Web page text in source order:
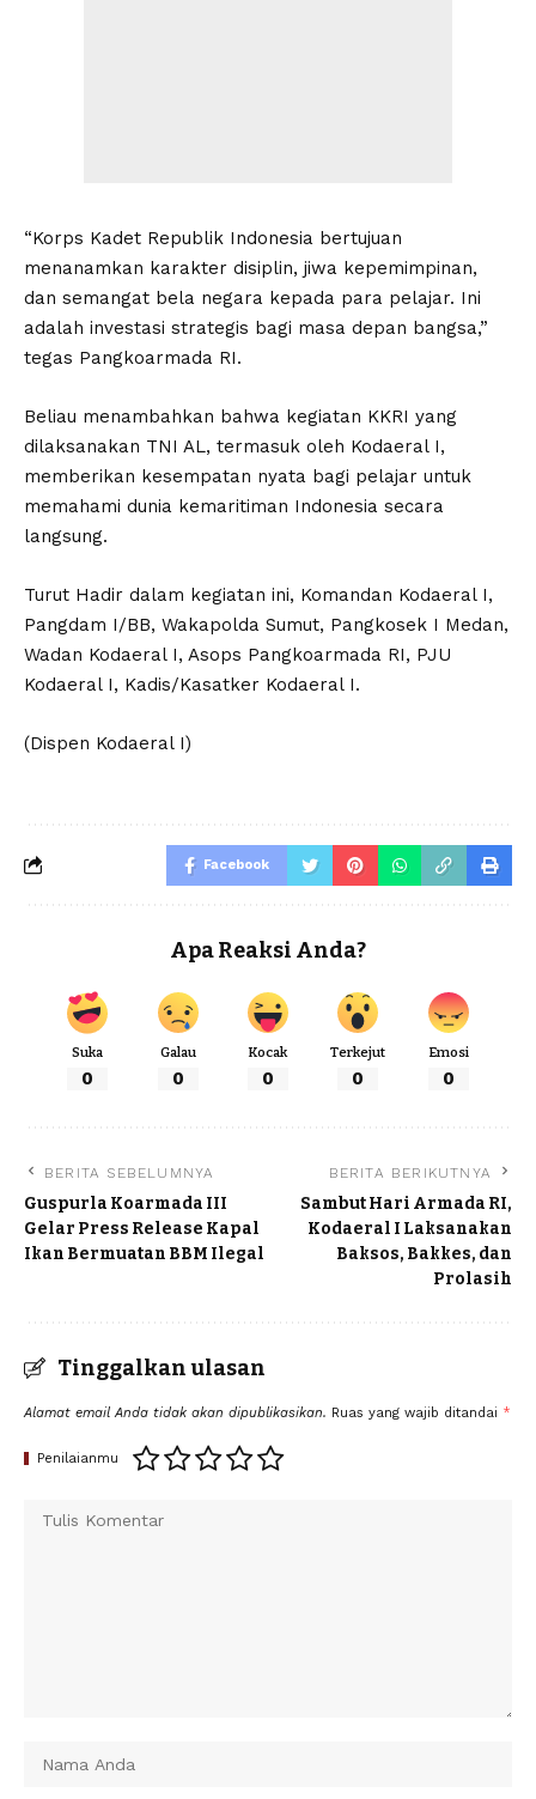
“Korps Kadet Republik Indonesia bertujuan
menanamkan karakter disiplin, jiwa kepemimpinan,
dan semangat bela negara kepada para pelajar. Ini
adalah investasi strategis bagi masa depan bangsa,”
tegas Pangkoarmada RI.
Beliau menambahkan bahwa kegiatan KKRI yang
dilaksanakan TNI AL, termasuk oleh Kodaeral I,
memberikan kesempatan nyata bagi pelajar untuk
memahami dunia kemaritiman Indonesia secara
langsung.
Turut Hadir dalam kegiatan ini, Komandan Kodaeral I,
Pangdam I/BB, Wakapolda Sumut, Pangkosek I Medan,
Wadan Kodaeral I, Asops Pangkoarmada RI, PJU
Kodaeral I, Kadis/Kasatker Kodaeral I.
(Dispen Kodaeral I)
Facebook
Apa Reaksi Anda?
Suka
0
Galau
0
Kocak
0
Terkejut
0
Emosi
0
BERITA SEBELUMNYA
Guspurla Koarmada III
Gelar Press Release Kapal
Ikan Bermuatan BBM Ilegal
BERITA BERIKUTNYA
Sambut Hari Armada RI,
Kodaeral I Laksanakan
Baksos, Bakkes, dan
Prolasih
Tinggalkan ulasan
Alamat email Anda tidak akan dipublikasikan. Ruas yang wajib ditandai *
Penilaianmu